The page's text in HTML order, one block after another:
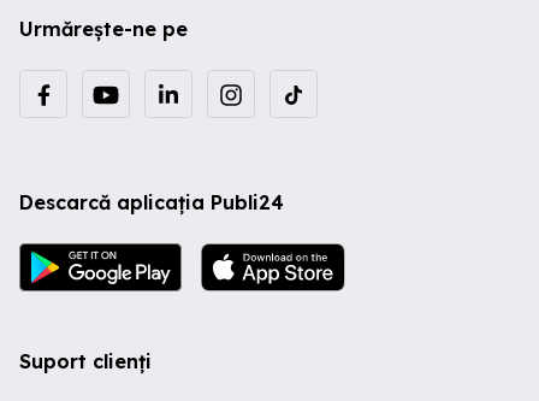
Urmărește-ne pe
Descarcă aplicația Publi24
Suport clienți